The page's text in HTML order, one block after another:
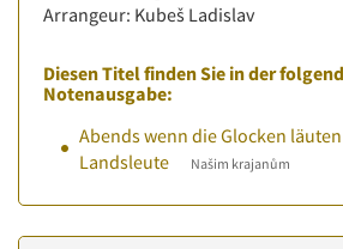
Arrangeur: Kubeš Ladislav
Diesen Titel finden Sie in der
Notenausgabe:
Abends wenn die Glocken
Landsleute
Našim krajanům